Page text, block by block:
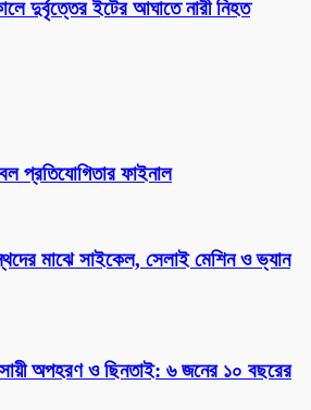
দুর্বৃত্তের ইটের আঘাতে নারী নিহত
প্রতিযোগিতার ফাইনাল
মাঝে সাইকেল, সেলাই মেশিন ও ভ্যান
অপহরণ ও ছিনতাই: ৬ জনের ১০ বছরের